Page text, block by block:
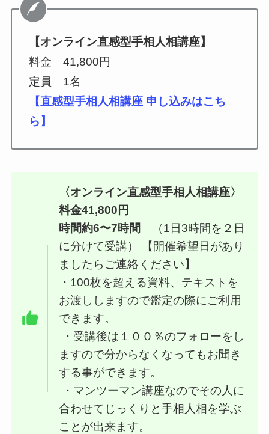
【オンライン直感型手相人相講座】
料金 41,800円
定員 1名
【直感型手相人相講座 申し込みはこち
ら】
〈オンライン直感型手相人相講座〉
料金41,800円
時間約6〜7時間 （1日3時間を２日
に分けて受講） 【開催希望日があり
ましたらご連絡ください】
・100枚を超える資料、テキストを
お渡ししますので鑑定の際にご利用
できます。
・受講後は１００％のフォローをし
ますので分からなくなってもお聞き
する事ができます。
・マンツーマン講座なのでその人に
合わせてじっくりと手相人相を学ぶ
ことが出来ます。